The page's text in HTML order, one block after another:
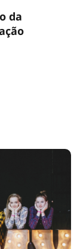
da